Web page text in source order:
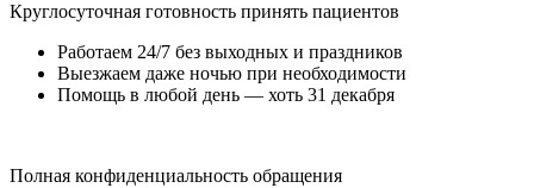
Круглосуточная готовность принять пациентов
Работаем 24/7 без выходных и праздников
Выезжаем даже ночью при необходимости
Помощь в любой день — хоть 31 декабря
Полная конфиденциальность обращения